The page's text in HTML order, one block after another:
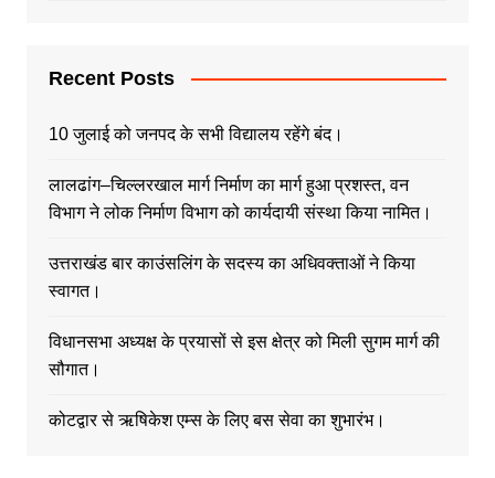
Recent Posts
10 जुलाई को जनपद के सभी विद्यालय रहेंगे बंद।
लालढांग–चिल्लरखाल मार्ग निर्माण का मार्ग हुआ प्रशस्त, वन
विभाग ने लोक निर्माण विभाग को कार्यदायी संस्था किया नामित।
उत्तराखंड बार काउंसलिंग के सदस्य का अधिवक्ताओं ने किया
स्वागत।
विधानसभा अध्यक्ष के प्रयासों से इस क्षेत्र को मिली सुगम मार्ग की
सौगात।
कोटद्वार से ऋषिकेश एम्स के लिए बस सेवा का शुभारंभ।